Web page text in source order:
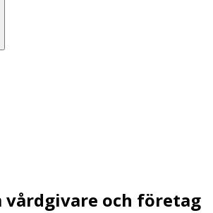
vårdgivare och företag